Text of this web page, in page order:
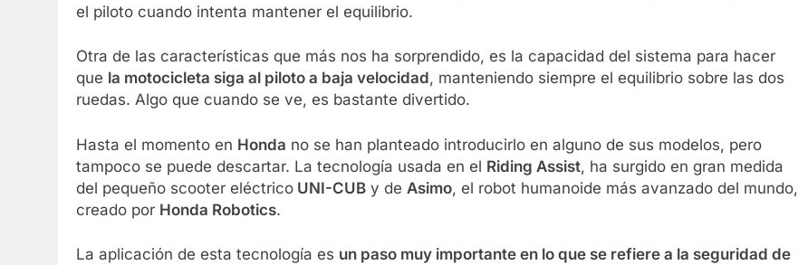
el piloto cuando intenta mantener el equilibrio.
Otra de las características que más nos ha sorprendido, es la capacidad del sistema para hacer
que la motocicleta siga al piloto a baja velocidad, manteniendo siempre el equilibrio sobre las dos
ruedas. Algo que cuando se ve, es bastante divertido.
Hasta el momento en Honda no se han planteado introducirlo en alguno de sus modelos, pero
tampoco se puede descartar. La tecnología usada en el Riding Assist, ha surgido en gran medida
del pequeño scooter eléctrico UNI-CUB y de Asimo, el robot humanoide más avanzado del mundo,
creado por Honda Robotics.
La aplicación de esta tecnología es un paso muy importante en lo que se refiere a la seguridad de